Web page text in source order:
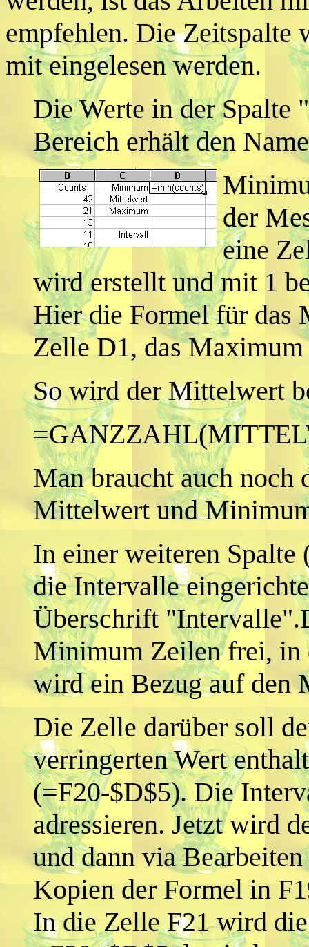
empfehlen. Die Zeitspalte
mit eingelesen werden.
Die Werte in der Spalte
Bereich erhält den
der
eine
wird erstellt und mit 1
Hier die Formel für
Zelle D1, das Maximum
So wird der Mittelwert
Man braucht auch noch
Mittelwert und
In einer weiteren
die Intervalle
Überschrift
Minimum Zeilen frei, in
wird ein Bezug auf den
Die Zelle darüber soll
verringerten Wert
(=F20-$D$5). Die
adressieren. Jetzt wird
und dann via
Kopien der Formel in
In die Zelle F21 wird